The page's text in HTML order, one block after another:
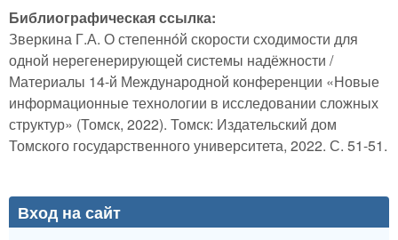
Библиографическая ссылка:
Зверкина Г.А. О степеннóй скорости сходимости для
одной нерегенерирующей системы надёжности /
Материалы 14-й Международной конференции «Новые
информационные технологии в исследовании сложных
структур» (Томск, 2022). Томск: Издательский дом
Томского государственного университета, 2022. С. 51-51.
Вход на сайт